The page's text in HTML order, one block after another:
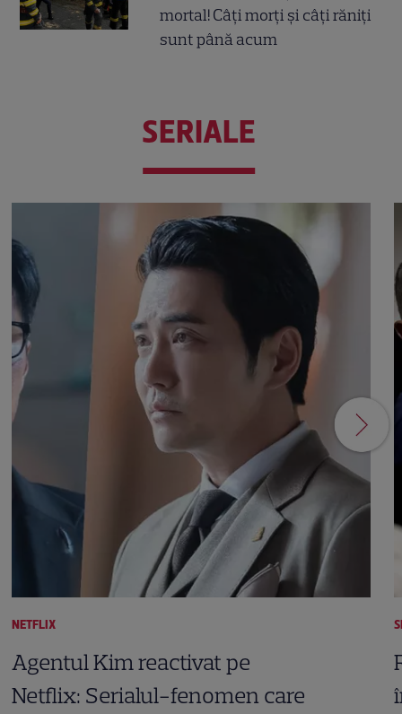
mortal! Câți morți și câți răniți
sunt până acum
SERIALE
NETFLIX
Agentul Kim reactivat pe
Netflix: Serialul-fenomen care